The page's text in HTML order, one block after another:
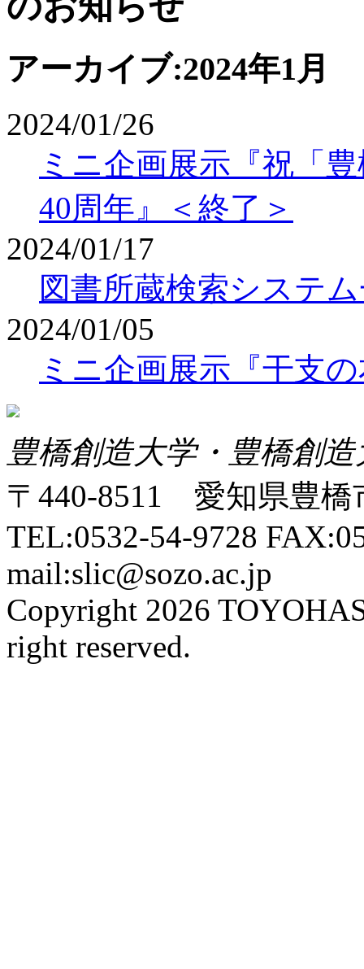
アーカイブ:2024年1月
2024/01/26
ミニ企画展示『祝「
40周年』＜終了＞
2024/01/17
図書所蔵検索システ
2024/01/05
ミニ企画展示『干支
豊橋創造大学・豊橋創
〒440-8511 愛知県豊橋
TEL:0532-54-9728
mail:slic@sozo.ac.jp
Copyright 2026
right reserved.